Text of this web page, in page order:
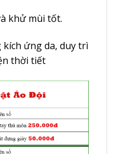
khử mùi tốt.
ứng da, duy trì
thời tiết